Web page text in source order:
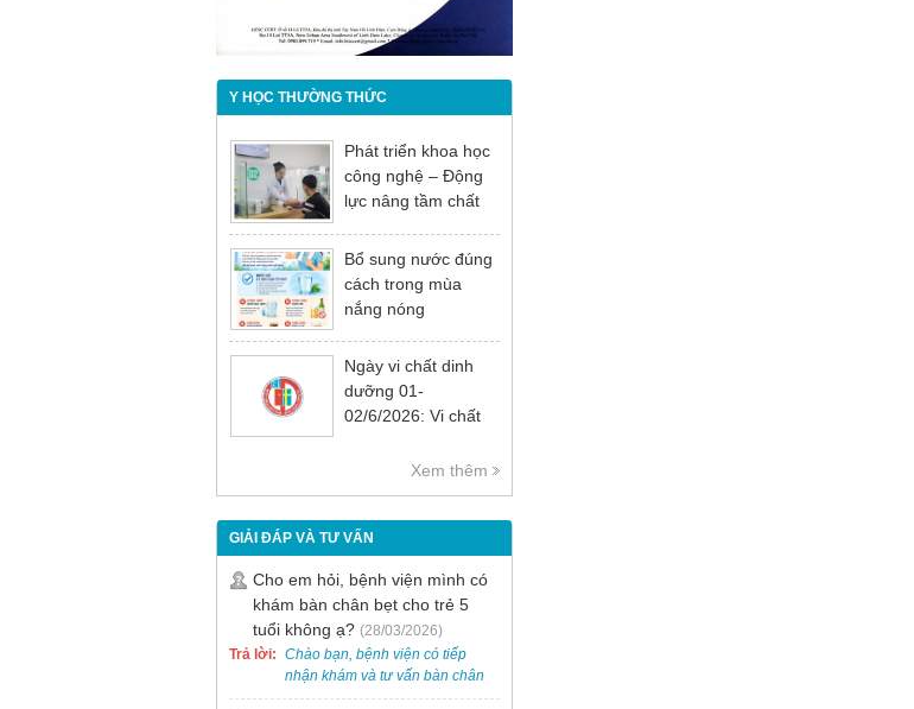
Y HỌC THƯỜNG THỨC
Phát triển khoa học
công nghệ – Động
lực nâng tầm chất
bệnh
Bổ sung nước đúng
cách trong mùa
nắng nóng
Ngày vi chất dinh
dưỡng 01-
02/6/2026: Vi chất
thiết cho sự phát
Xem thêm
GIẢI ĐÁP VÀ TƯ VẤN
Cho em hỏi, bệnh viện mình có
khám bàn chân bẹt cho trẻ 5
tuổi không ạ? (28/03/2026)
Trả lời: Chào bạn, bệnh viện có tiếp
nhận khám và tư vấn bàn chân
bẹt cho trẻ em, bao gồm cả trẻ 5